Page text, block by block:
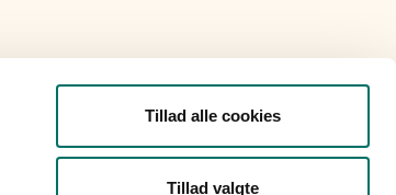
Tillad alle cookies
Tillad valgte